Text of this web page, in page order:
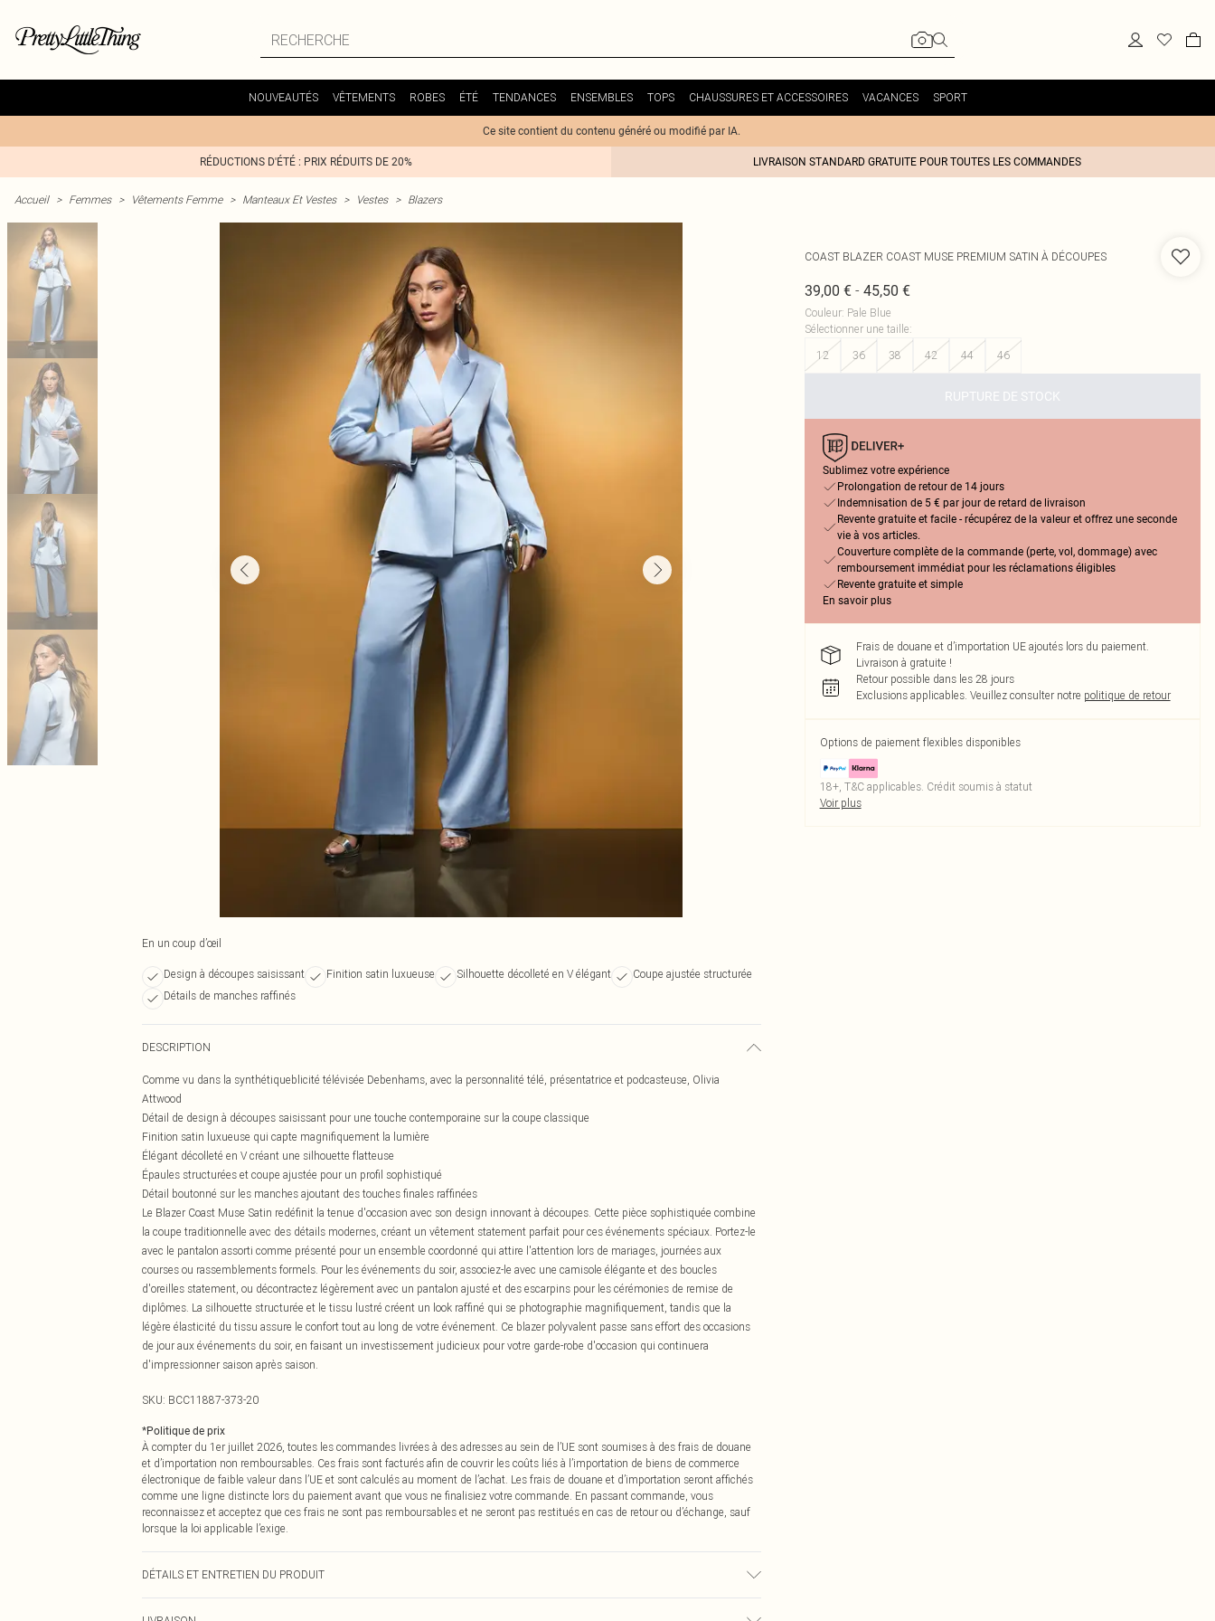
NOUVEAUTÉS VÊTEMENTS ROBES ÉTÉ TENDANCES ENSEMBLES TOPS CHAUSSURES ET ACCESSOIRES VACANCES SPORT
Ce site contient du contenu généré ou modifié par IA.
RÉDUCTIONS D'ÉTÉ : PRIX RÉDUITS DE 20% LIVRAISON STANDARD GRATUITE POUR TOUTES LES COMMANDES
Accueil > Femmes > Vêtements Femme > Manteaux Et Vestes > Vestes > Blazers
En un coup d’œil
Design à découpes saisissant Finition satin luxueuse Silhouette décolleté en V élégant
Coupe ajustée structurée
Détails de manches raffinés
DESCRIPTION
Comme vu dans la synthétiqueblicité télévisée Debenhams, avec la personnalité télé, présentatrice et podcasteuse, Olivia
Attwood
Détail de design à découpes saisissant pour une touche contemporaine sur la coupe classique
Finition satin luxueuse qui capte magnifiquement la lumière
Élégant décolleté en V créant une silhouette flatteuse
Épaules structurées et coupe ajustée pour un profil sophistiqué
Détail boutonné sur les manches ajoutant des touches finales raffinées
Le Blazer Coast Muse Satin redéfinit la tenue d'occasion avec son design innovant à découpes. Cette pièce sophistiquée combine
la coupe traditionnelle avec des détails modernes, créant un vêtement statement parfait pour ces événements spéciaux. Portez-le
avec le pantalon assorti comme présenté pour un ensemble coordonné qui attire l'attention lors de mariages, journées aux
courses ou rassemblements formels. Pour les événements du soir, associez-le avec une camisole élégante et des boucles
d'oreilles statement, ou décontractez légèrement avec un pantalon ajusté et des escarpins pour les cérémonies de remise de
diplômes. La silhouette structurée et le tissu lustré créent un look raffiné qui se photographie magnifiquement, tandis que la
légère élasticité du tissu assure le confort tout au long de votre événement. Ce blazer polyvalent passe sans effort des occasions
de jour aux événements du soir, en faisant un investissement judicieux pour votre garde-robe d'occasion qui continuera
d'impressionner saison après saison.
SKU: BCC11887-373-20
*Politique de prix
À compter du 1er juillet 2026, toutes les commandes livrées à des adresses au sein de l’UE sont soumises à des frais de douane
et d’importation non remboursables. Ces frais sont facturés afin de couvrir les coûts liés à l’importation de biens de commerce
électronique de faible valeur dans l’UE et sont calculés au moment de l’achat. Les frais de douane et d’importation seront affichés
comme une ligne distincte lors du paiement avant que vous ne finalisiez votre commande. En passant commande, vous
reconnaissez et acceptez que ces frais ne sont pas remboursables et ne seront pas restitués en cas de retour ou d’échange, sauf
lorsque la loi applicable l’exige.
DÉTAILS ET ENTRETIEN DU PRODUIT
COAST BLAZER COAST MUSE PREMIUM SATIN À DÉCOUPES
39,00 €- 45,50 €
Couleur: Pale Blue
Sélectionner une taille:
12
36 38 42 44 46
RUPTURE DE STOCK
Sublimez votre expérience
Prolongation de retour de 14 jours
Indemnisation de 5 € par jour de retard de livraison
Revente gratuite et facile - récupérez de la valeur et offrez une seconde
vie à vos articles.
Couverture complète de la commande (perte, vol, dommage) avec
remboursement immédiat pour les réclamations éligibles
Revente gratuite et simple
En savoir plus
Frais de douane et d’importation UE ajoutés lors du paiement.
Livraison à gratuite !
Retour possible dans les 28 jours
Exclusions applicables. Veuillez consulter notre politique de retour
Options de paiement flexibles disponibles
18+, T&C applicables. Crédit soumis à statut
Voir plus